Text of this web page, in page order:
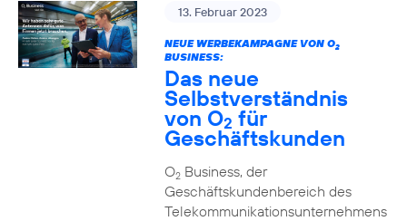
13. Februar 2023
NEUE WERBEKAMPAGNE VON O2
BUSINESS:
Das neue
Selbstverständnis
von O2 für
Geschäftskunden
O2Business, der
Geschäftskundenbereich des
Telekommunikationsunternehmens